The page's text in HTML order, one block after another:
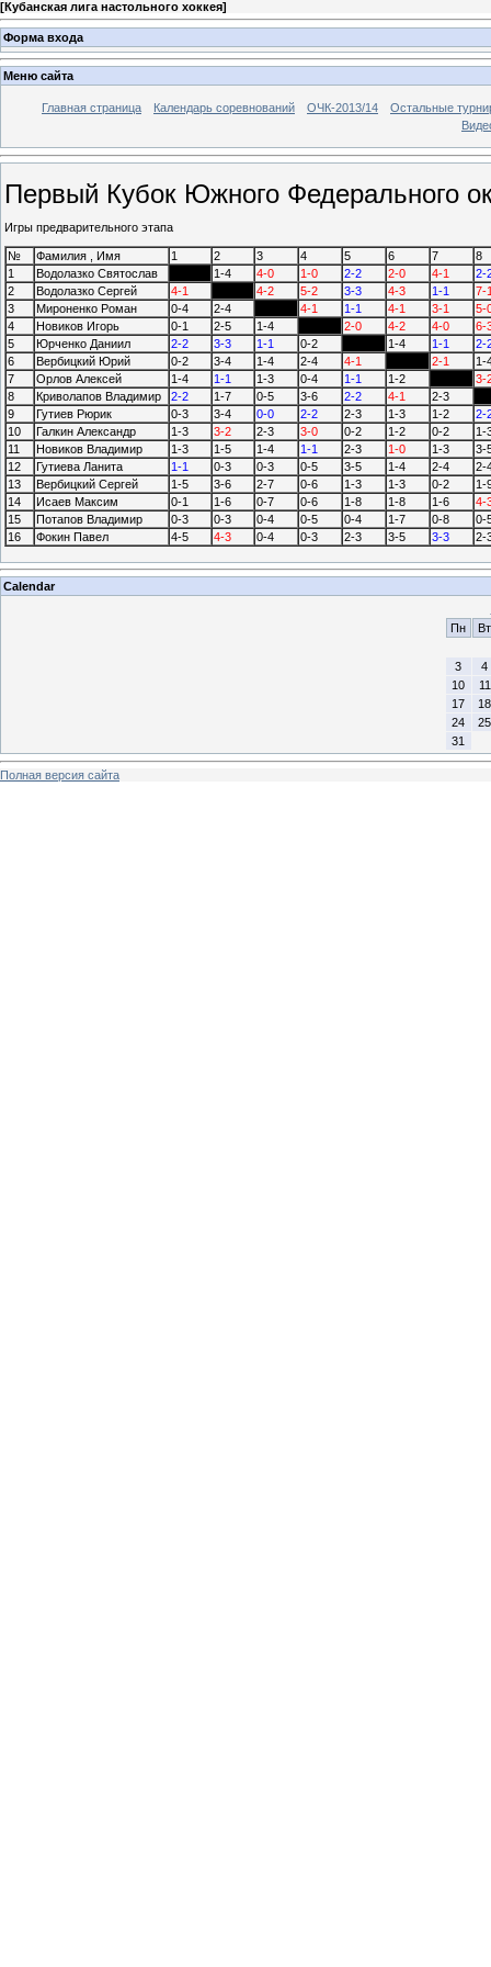
[Кубанская лига настольного хоккея]
Форма входа
Меню сайта
Главная страница Календарь соревнований ОЧК-2013/14
Остальные
Первый Кубок Южного Федерального
Игры предварительного этапа
№ Фамилия , Имя 1 2 3 4 5 6 7
8
1
Водолазко Святослав 1-4 4-0 1-0 2-2 2-0 4-1
2-
2
Водолазко Сергей 4-1 4-2 5-2 3-3 4-3 1-1
7-
3
Мироненко Роман 0-4 2-4 4-1 1-1 4-1 3-1
5-
4
Новиков Игорь 0-1 2-5 1-4 2-0 4-2 4-0
6-
5
Юрченко Даниил 2-2 3-3 1-1 0-2 1-4 1-1
2-
6
Вербицкий Юрий 0-2 3-4 1-4 2-4 4-1 2-1
1-
7
Орлов Алексей 1-4 1-1 1-3 0-4 1-1 1-2
3-
8
Криволапов Владимир 2-2 1-7 0-5 3-6 2-2 4-1
2-3
9
Гутиев Рюрик 0-3 3-4 0-0 2-2 2-3 1-3 1-2
2-
10
Галкин Александр 1-3 3-2 2-3 3-0 0-2 1-2 0-2
1-
11
Новиков Владимир 1-3 1-5 1-4 1-1 2-3 1-0 1-3
3-
12
Гутиева Ланита 1-1 0-3 0-3 0-5 3-5 1-4 2-4
2-
13
Вербицкий Сергей 1-5 3-6 2-7 0-6 1-3 1-3 0-2
1-
14
Исаев Максим 0-1 1-6 0-7 0-6 1-8 1-8 1-6
4-
15
Потапов Владимир 0-3 0-3 0-4 0-5 0-4 1-7 0-8
0-
16
Фокин Павел 4-5 4-3 0-4 0-3 2-3 3-5 3-3 2-
Calendar
Пн
Вт
3
4
10
11
17
18
24
25
31
Полная версия сайта